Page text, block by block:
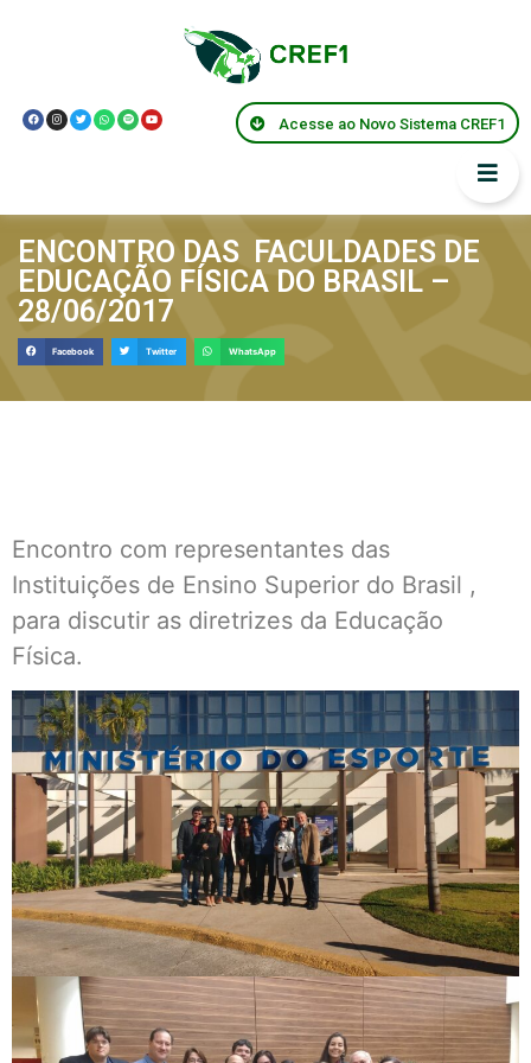
Acesse ao Novo Sistema CREF1
ENCONTRO DAS FACULDADES DE
EDUCAÇÃO FÍSICA DO BRASIL –
28/06/2017
Facebook Twitter WhatsApp
Encontro com representantes das
Instituições de Ensino Superior do Brasil ,
para discutir as diretrizes da Educação
Física.